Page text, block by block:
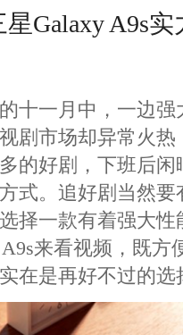
Galaxy A9s实
一月中，一边强
剧市场却异常火
的好剧，下班后
式。追好剧当然
择一款有着强大性
来看视频，既方
在是再好不过的选